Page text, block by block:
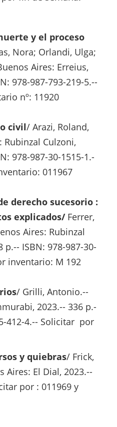
y el proceso
Nora; Orlandi, Ulga;
Aires: Erreius,
978-987-793-219-5.--
nº: 11920
civil/ Arazi, Roland,
Culzoni,
978-987-30-1515-1.-
011967
derecho sucesorio :
explicados/ Ferrer,
Aires: Rubinzal
p.-- ISBN: 978-987-30-
inventario: M 192
/ Grilli, Antonio.--
2023.-- 336 p.-
412-4.-- Solicitar por
y quiebras/ Frick,
Aires: El Dial, 2023.--
por : 011969 y